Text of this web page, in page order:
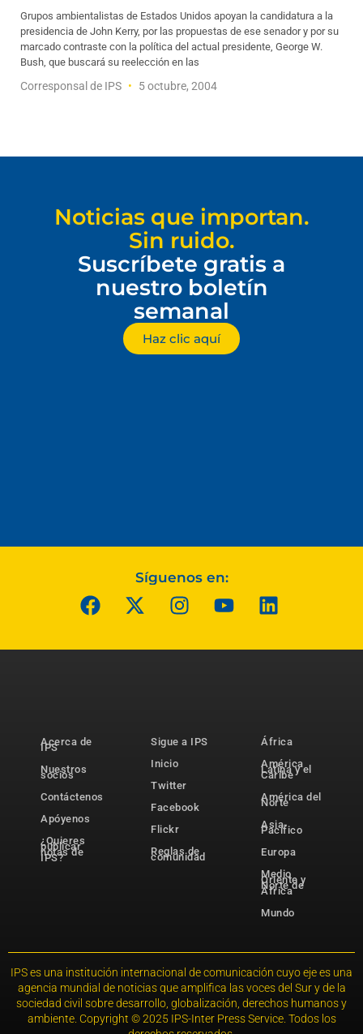
Grupos ambientalistas de Estados Unidos apoyan la candidatura a la
presidencia de John Kerry, por las propuestas de ese senador y por su
marcado contraste con la política del actual presidente, George W.
Bush, que buscará su reelección en las
Corresponsal de IPS 5 octubre, 2004
Noticias que importan.
Sin ruido.
Suscríbete gratis a
nuestro boletín
semanal
Haz clic aquí
Síguenos en:
Acerca de
IPS
Nuestros
socios
Contáctenos
Apóyenos
¿Quieres
publicar
notas de
IPS?
Sigue a IPS
Inicio
Twitter
Facebook
Flickr
Reglas de
comunidad
África
América
Latina y el
Caribe
América del
Norte
Asia-
Pacífico
Europa
Medio
Oriente y
Norte de
África
Mundo
IPS es una institución internacional de comunicación cuyo eje es una
agencia mundial de noticias que amplifica las voces del Sur y de la
sociedad civil sobre desarrollo, globalización, derechos humanos y
ambiente. Copyright © 2025 IPS-Inter Press Service. Todos los